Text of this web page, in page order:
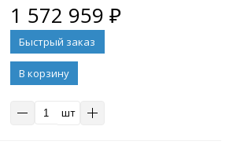
1 572 959 ₽
В корзину
шт